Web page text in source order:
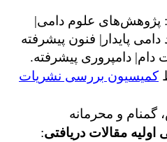
: پژوهش‌های علوم دامی|
دامی پایدار| فنون پیشرفته
دام| دامپروری پیشرفته.
کمیسیون بررسی نشریات
گمنام و محرمانه
اولیه مقالات دریافتی: